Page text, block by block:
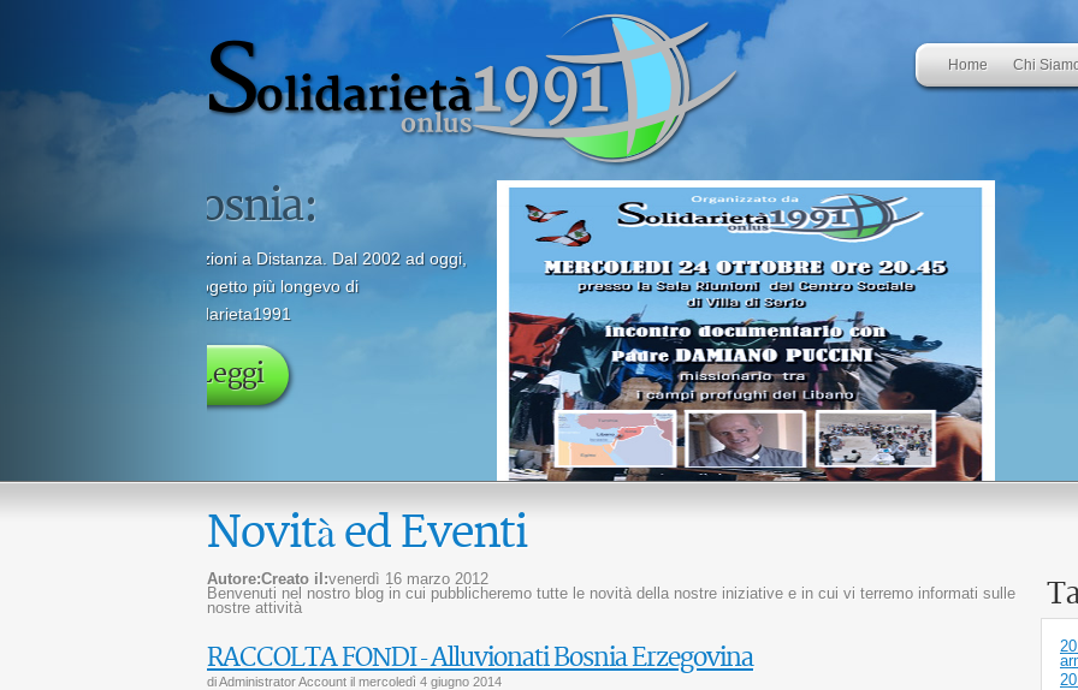
Home Chi
Leggi
Novità ed Eventi
Autore:Creato il:venerdì 16 marzo 2012
Benvenuti nel nostro blog in cui pubblicheremo tutte le novità della nostre iniziative e in cui vi terremo informati sulle
nostre attività
RACCOLTA FONDI - Alluvionati Bosnia Erzegovina
di Administrator Account il mercoledì 4 giugno 2014